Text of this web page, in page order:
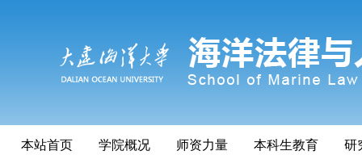
本站首页 学院概况 师资力量 本科生教育 研